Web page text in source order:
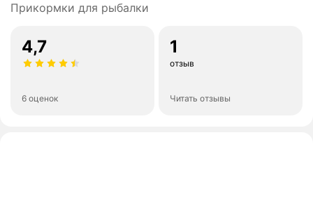
Прикормки для рыбалки
4,7
6 оценок
1
отзыв
Читать отзывы